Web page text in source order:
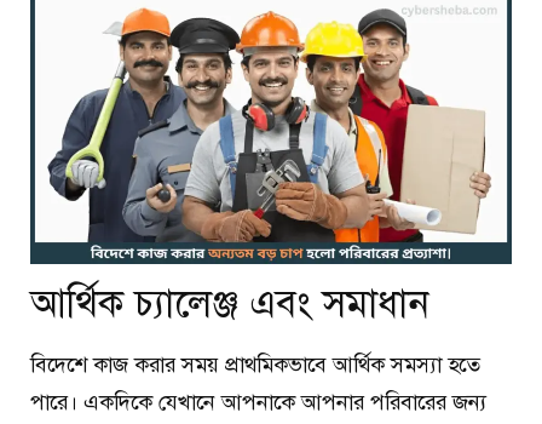
আর্থিক চ্যালেঞ্জ এবং সমাধান
বিদেশে কাজ করার সময় প্রাথমিকভাবে আর্থিক সমস্যা হতে
পারে। একদিকে যেখানে আপনাকে আপনার পরিবারের জন্য